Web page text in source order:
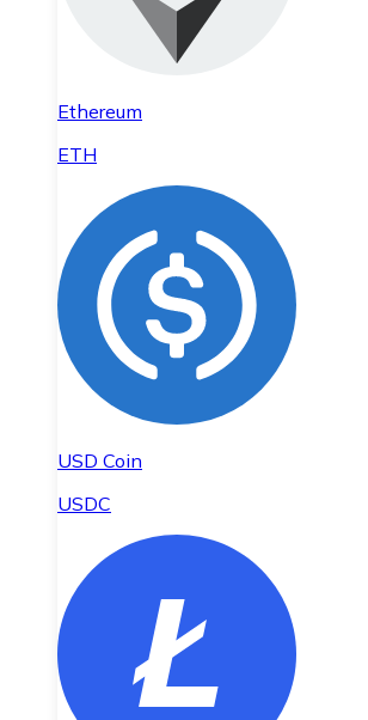
Ethereum
ETH
USD Coin
USDC